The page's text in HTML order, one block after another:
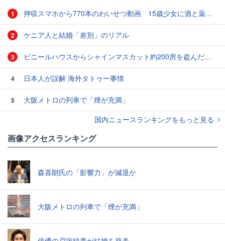
1 押収スマホから770本のわいせつ動画 15歳少女に酒と薬飲ませ性的暴行か 54歳男を再逮捕 「薬もありますよ」とSNSで誘い出し
2 ケニア人と結婚「差別」のリアル
3 ビニールハウスからシャインマスカット約200房を盗んだ疑い ネットで販売か 無職の男（42）逮捕 岡山県警
4 日本人が誤解 海外タトゥー事情
5
大阪メトロの列車で「煙が充満」
国内ニュースランキングをもっと見る
画像アクセスランキング
森喜朗氏の「影響力」が減退か
大阪メトロの列車で「煙が充満」